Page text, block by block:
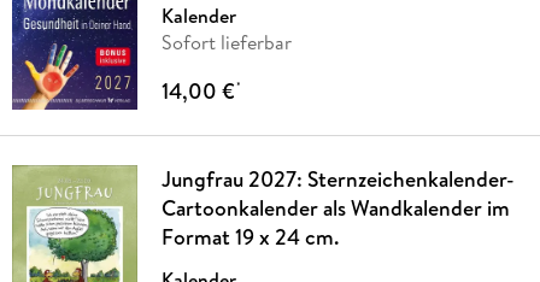
Kalender
Sofort lieferbar
14,00 €*
Jungfrau 2027: Sternzeichenkalender-
Cartoonkalender als Wandkalender im
Format 19 x 24 cm.